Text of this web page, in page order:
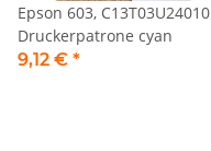
Epson 603, C13T03U24010
Druckerpatrone cyan
9,12 € *